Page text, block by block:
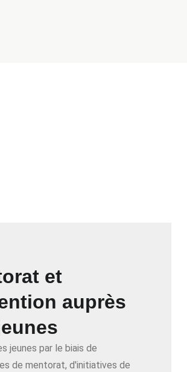
et
auprès
jeunes par le biais de
de mentorat, d'initiatives de